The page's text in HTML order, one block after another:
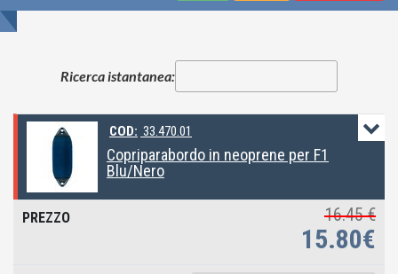
Ricerca istantanea:
COD: 33.470.01
Copriparabordo in neoprene per F1
Blu/Nero
16.45 €
15.80€